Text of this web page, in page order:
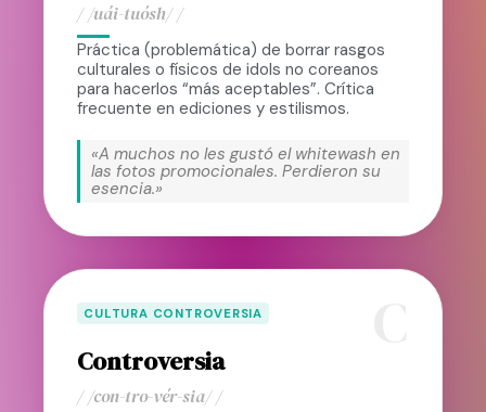
/ /uái-tuósh/ /
Práctica (problemática) de borrar rasgos
culturales o físicos de idols no coreanos
para hacerlos “más aceptables”. Crítica
frecuente en ediciones y estilismos.
«A muchos no les gustó el whitewash en
las fotos promocionales. Perdieron su
esencia.»
CULTURA CONTROVERSIA
Controversia
/ /con-tro-vér-sia/ /